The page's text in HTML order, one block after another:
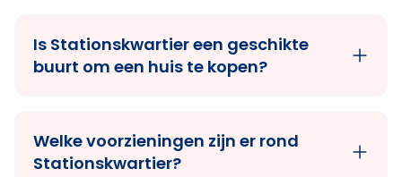
Is Stationskwartier een geschikte
buurt om een huis te kopen?
Welke voorzieningen zijn er rond
Stationskwartier?